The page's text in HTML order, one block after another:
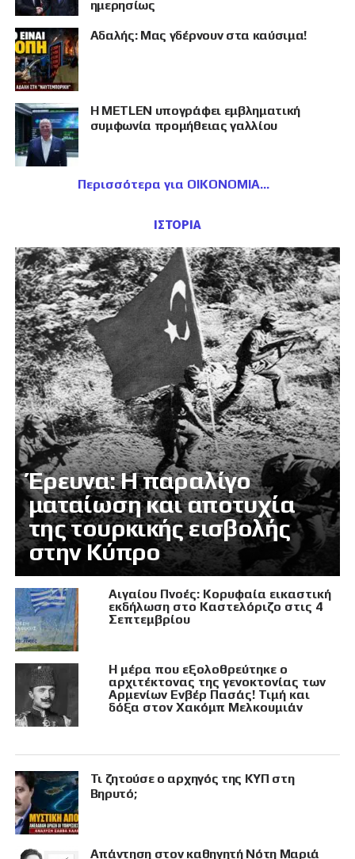
ημερησίως
Αδαλής: Μας γδέρνουν στα καύσιμα!
Η METLEN υπογράφει εμβληματική
συμφωνία προμήθειας γαλλίου
Περισσότερα για ΟΙΚΟΝΟΜΙΑ
ΙΣΤΟΡΙΑ
Έρευνα: Η παραλίγο
ματαίωση και αποτυχία
της τουρκικής εισβολής
στην Κύπρο
Αιγαίου Πνοές: Κορυφαία εικαστική
εκδήλωση στο Καστελόριζο στις 4
Σεπτεμβρίου
Η μέρα που εξολοθρεύτηκε ο
αρχιτέκτονας της γενοκτονίας των
Αρμενίων Ενβέρ Πασάς! Τιμή και
δόξα στον Χακόμπ Μελκουμιάν
Τι ζητούσε ο αρχηγός της ΚΥΠ στη
Βηρυτό;
Απάντηση στον καθηγητή Νότη Μαριά